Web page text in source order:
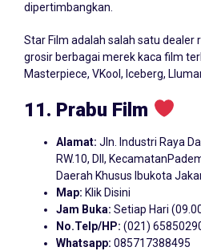
dipertimbangkan.
Star Film adalah salah satu dealer
grosir berbagai merek kaca film
Masterpiece, VKool, Iceberg,
11. Prabu Film
Alamat: Jln. Industri Raya
RW.10, Dll,
Daerah Khusus Ibukota
Map: Klik Disini
Jam Buka: Setiap Hari
No.Telp/HP: (021)
Whatsapp: 085717388495